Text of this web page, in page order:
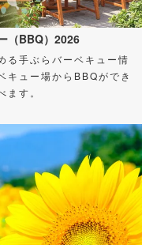
（BBQ）2026
る手ぶらバーベキュー情
キュー場からBBQができ
す。